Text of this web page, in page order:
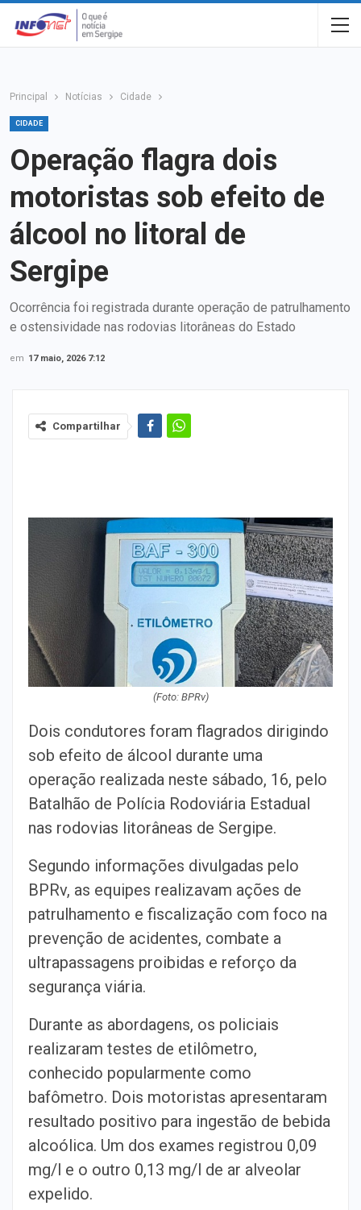
Principal Notícias Cidade
CIDADE
Operação flagra dois
motoristas sob efeito de
álcool no litoral de
Sergipe
Ocorrência foi registrada durante operação de patrulhamento
e ostensividade nas rodovias litorâneas do Estado
em 17 maio, 2026 7:12
Compartilhar
(Foto: BPRv)
Dois condutores foram flagrados dirigindo
sob efeito de álcool durante uma
operação realizada neste sábado, 16, pelo
Batalhão de Polícia Rodoviária Estadual
nas rodovias litorâneas de Sergipe.
Segundo informações divulgadas pelo
BPRv, as equipes realizavam ações de
patrulhamento e fiscalização com foco na
prevenção de acidentes, combate a
ultrapassagens proibidas e reforço da
segurança viária.
Durante as abordagens, os policiais
realizaram testes de etilômetro,
conhecido popularmente como
bafômetro. Dois motoristas apresentaram
resultado positivo para ingestão de bebida
alcoólica. Um dos exames registrou 0,09
mg/l e o outro 0,13 mg/l de ar alveolar
expelido.